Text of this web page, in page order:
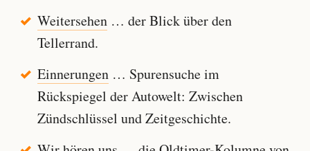
Weitersehen… der Blick über den
Tellerrand.
Einnerungen… Spurensuche im
Rückspiegel der Autowelt: Zwischen
Zündschlüssel und Zeitgeschichte.